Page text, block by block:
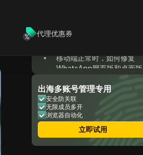
代理优惠券会不会是你的账号问题而非
移动端正常时，如何修复
WhatsApp网页版和桌面版
社交媒体团队如何减少多账
号场景下的“WhatsApp故
障”误报
何时应向WhatsApp客服上
报问题？
如何为下一次WhatsApp故
出海多账号管理专用
安全防关联
无限成员多开
浏览器自动化
立即试用